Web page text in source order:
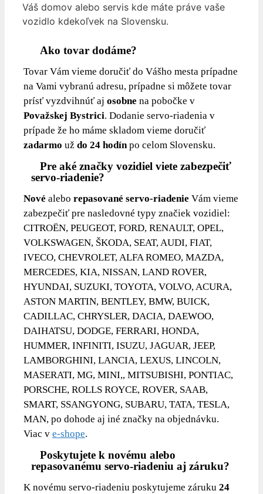
Váš domov alebo servis kde máte práve vaše
vozidlo kdekoľvek na Slovensku.
Ako tovar dodáme?
Tovar Vám vieme doručiť do Vášho mesta prípadne
na Vami vybranú adresu, prípadne si môžete tovar
prísť vyzdvihnúť aj osobne na pobočke v
Považskej Bystrici. Dodanie servo-riadenia v
prípade že ho máme skladom vieme doručiť
zadarmo už do 24 hodínpo celom Slovensku.
Pre aké značky vozidiel viete zabezpečiť
servo-riadenie?
Nové alebo repasované servo-riadenie Vám vieme
zabezpečiť pre nasledovné typy značiek vozidiel:
CITROËN, PEUGEOT, FORD, RENAULT, OPEL,
VOLKSWAGEN, ŠKODA, SEAT, AUDI, FIAT,
IVECO, CHEVROLET, ALFA ROMEO, MAZDA,
MERCEDES, KIA, NISSAN, LAND ROVER,
HYUNDAI, SUZUKI, TOYOTA, VOLVO, ACURA,
ASTON MARTIN, BENTLEY, BMW, BUICK,
CADILLAC, CHRYSLER, DACIA, DAEWOO,
DAIHATSU, DODGE, FERRARI, HONDA,
HUMMER, INFINITI, ISUZU, JAGUAR, JEEP,
LAMBORGHINI, LANCIA, LEXUS, LINCOLN,
MASERATI, MG, MINI,, MITSUBISHI, PONTIAC,
PORSCHE, ROLLS ROYCE, ROVER, SAAB,
SMART, SSANGYONG, SUBARU, TATA, TESLA,
MAN, po dohode aj iné značky na objednávku.
Viac v e-shope.
Poskytujete k novému alebo
repasovanému servo-riadeniu aj záruku?
K novému servo-riadeniu poskytujeme záruku 24